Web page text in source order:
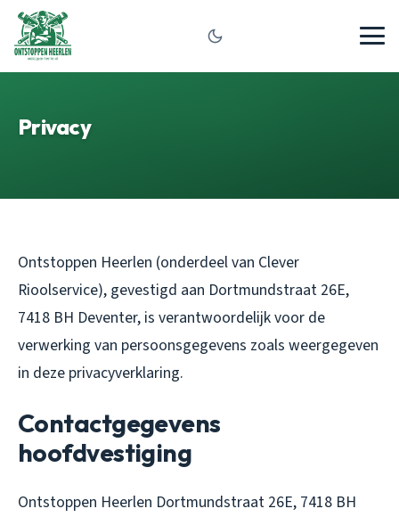
Privacy
Ontstoppen Heerlen (onderdeel van Clever
Rioolservice), gevestigd aan Dortmundstraat 26E,
7418 BH Deventer, is verantwoordelijk voor de
verwerking van persoonsgegevens zoals weergegeven
in deze privacyverklaring.
Contactgegevens
hoofdvestiging
Ontstoppen Heerlen Dortmundstraat 26E, 7418 BH